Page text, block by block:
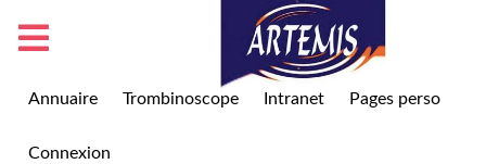
Annuaire Trombinoscope Intranet Pages perso
Connexion